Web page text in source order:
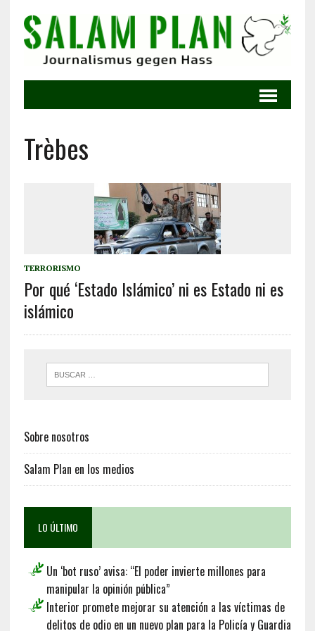
Trèbes
TERRORISMO
Por qué ‘Estado Islámico’ ni es Estado ni es
islámico
Sobre nosotros
Salam Plan en los medios
LO ÚLTIMO
Un ‘bot ruso’ avisa: “El poder invierte millones para
manipular la opinión pública”
Interior promete mejorar su atención a las víctimas de
delitos de odio en un nuevo plan para la Policía y Guardia